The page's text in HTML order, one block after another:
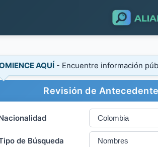
AQUÍ - Encuentre información
Revisión de
de Búsqueda